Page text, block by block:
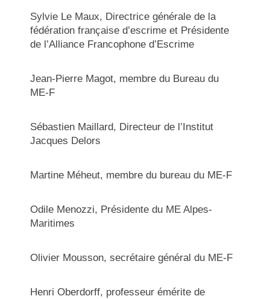
Sylvie Le Maux, Directrice générale de la
fédération française d’escrime et Présidente
de l’Alliance Francophone d’Escrime
Jean-Pierre Magot, membre du Bureau du
ME-F
Sébastien Maillard, Directeur de l’Institut
Jacques Delors
Martine Méheut, membre du bureau du ME-F
Odile Menozzi, Présidente du ME Alpes-
Maritimes
Olivier Mousson,secrétaire général du ME-F
Henri Oberdorff, professeur émérite de